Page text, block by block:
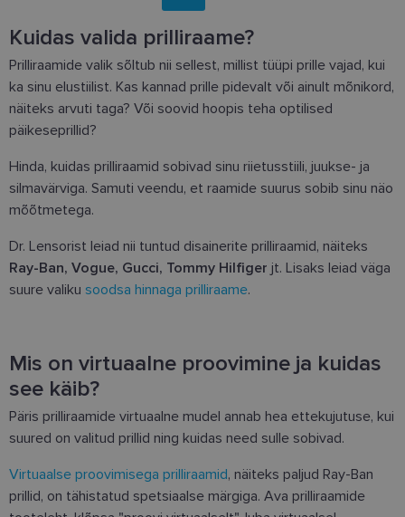
Kuidas valida prilliraame?
Prilliraamide valik sõltub nii sellest, millist tüüpi prille vajad, kui
ka sinu elustiilist. Kas kannad prille pidevalt või ainult mõnikord,
näiteks arvuti taga? Või soovid hoopis teha optilised
päikeseprillid?
Hinda, kuidas prilliraamid sobivad sinu riietusstiili, juukse- ja
silmavärviga. Samuti veendu, et raamide suurus sobib sinu näo
mõõtmetega.
Dr. Lensorist leiad nii tuntud disainerite prilliraamid, näiteks
Ray-Ban, Vogue, Gucci, Tommy Hilfiger jt. Lisaks leiad väga
suure valiku soodsa hinnaga prilliraame.
Mis on virtuaalne proovimine ja kuidas
see käib?
Päris prilliraamide virtuaalne mudel annab hea ettekujutuse, kui
suured on valitud prillid ning kuidas need sulle sobivad.
Virtuaalse proovimisega prilliraamid, näiteks paljud Ray-Ban
prillid, on tähistatud spetsiaalse märgiga. Ava prilliraamide